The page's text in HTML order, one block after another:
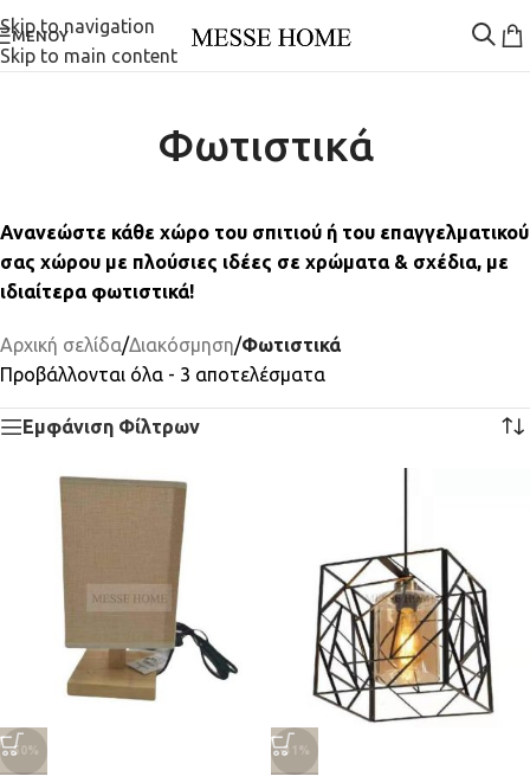
Skip to navigation
Skip to main content
ΜΕΝΟΎ
Φωτιστικά
Ανανεώστε κάθε χώρο του σπιτιού ή του επαγγελματικού
σας χώρου με πλούσιες ιδέες σε χρώματα & σχέδια, με
ιδιαίτερα φωτιστικά!
Αρχική σελίδα/Διακόσμηση/Φωτιστικά
Προβάλλονται όλα - 3 αποτελέσματα
Εμφάνιση Φίλτρων
-50% -31%